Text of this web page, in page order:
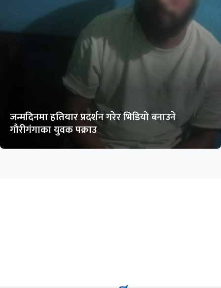
जन्मदिनमा हतियार प्रदर्शन गरेर भिडियो बनाउने
गौरीगंगाका युवक पक्राउ